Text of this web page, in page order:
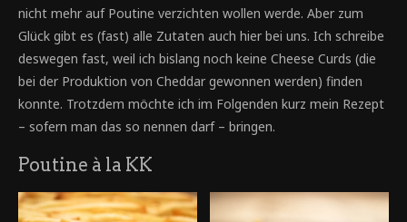
nicht mehr auf Poutine verzichten wollen werde. Aber zum
Glück gibt es (fast) alle Zutaten auch hier bei uns. Ich schreibe
deswegen fast, weil ich bislang noch keine Cheese Curds (die
bei der Produktion von Cheddar gewonnen werden) finden
konnte. Trotzdem möchte ich im Folgenden kurz mein Rezept
– sofern man das so nennen darf – bringen.
Poutine à la KK